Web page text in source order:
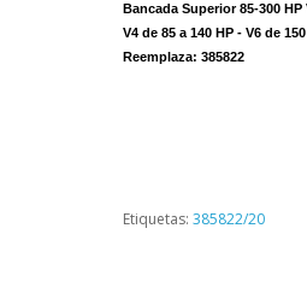
Bancada Superior 85-300 HP
V4 de 85 a 140 HP - V6 de
Reemplaza: 385822
Etiquetas: 385822/20